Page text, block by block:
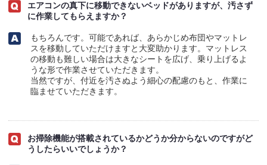
エアコンの真下に移動できないベッドがありますが、汚さず
に作業してもらえますか？
もちろんです。可能であれば、あらかじめ布団やマットレ
スを移動していただけますと大変助かります。マットレス
の移動も難しい場合は大きなシートを広げ、乗り上げるよ
うな形で作業させていただきます。
当然ですが、付近を汚さぬよう細心の配慮のもと、作業に
臨ませていただきます。
お掃除機能が搭載されているかどうか分からないのですがど
うしたらいいでしょうか？